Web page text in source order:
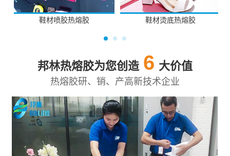
鞋材喷胶热熔胶 鞋材烫底热熔胶
邦林热熔胶为您创造 6 大价值
热熔胶研、销、产高新技术企业